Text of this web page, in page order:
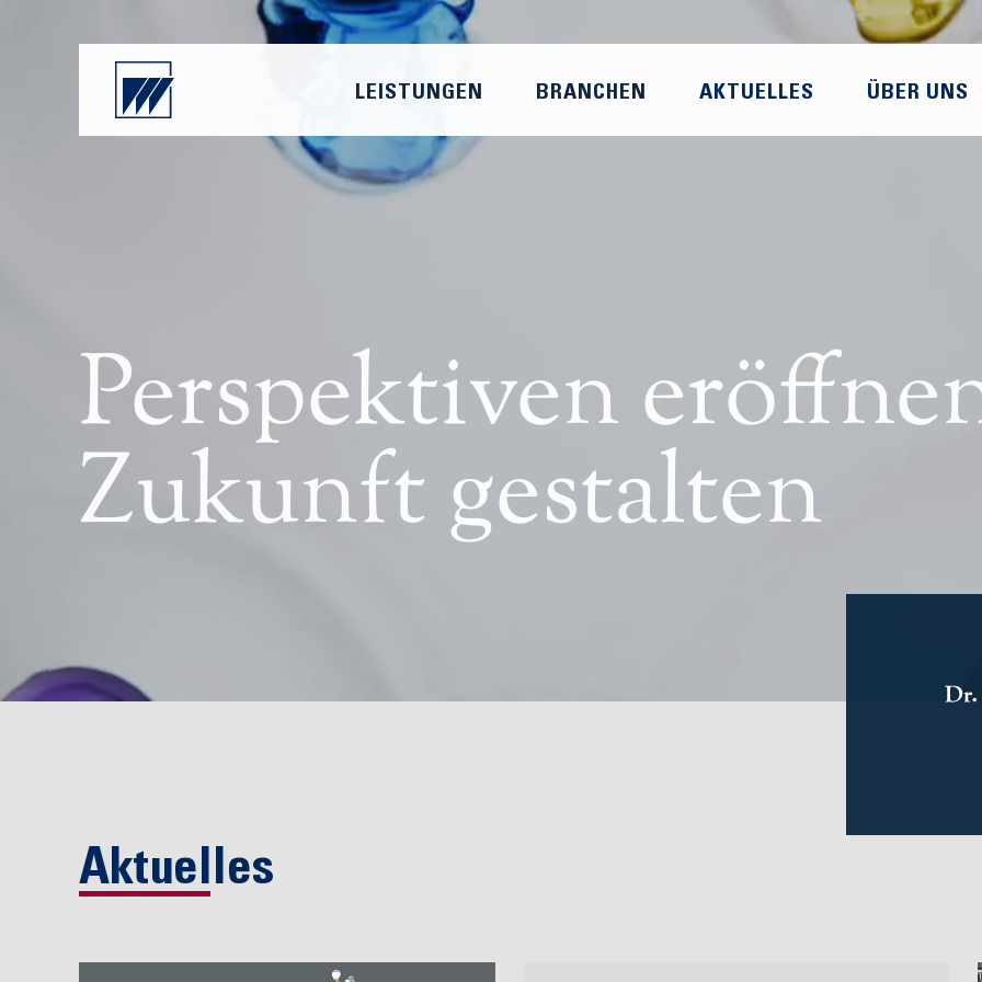
Aktuelles
Perspektiven
Zukunft gestalten
LEISTUNGEN BRANCHEN AKTUELLES ÜBER UNS